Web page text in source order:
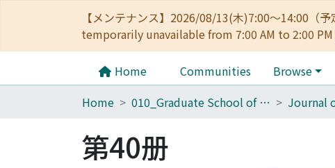
【メンテナンス】2026/08/13(木)7:00～14:00（
temporarily unavailable from 7:00 AM to 2:00
Home Communities Browse
Home
010_Graduate School of Letters
第40册